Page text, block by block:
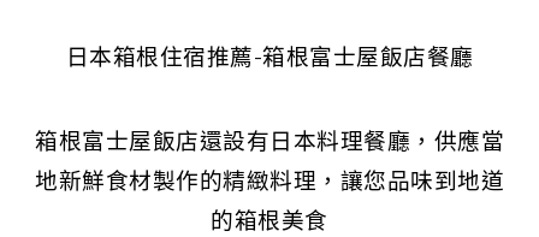
日本箱根住宿推薦-箱根富士屋飯店餐廳
箱根富士屋飯店還設有日本料理餐廳，供應當
地新鮮食材製作的精緻料理，讓您品味到地道
的箱根美食